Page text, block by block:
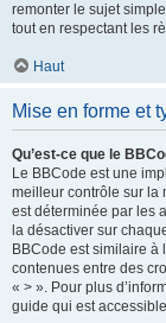
remonter le sujet
tout en respectant les
Haut
Mise en forme et
Qu’est-ce que le
Le BBCode est une
meilleur contrôle sur la
est déterminée par les
la désactiver sur
BBCode est similaire à
contenues entre des
« > ». Pour plus
guide qui est